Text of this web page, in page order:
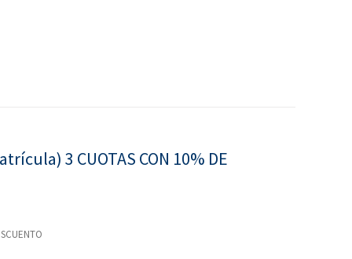
3 CUOTAS CON 10% DE